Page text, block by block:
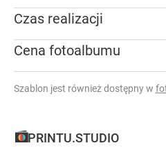
Czas realizacji
Cena fotoalbumu
Szablon jest również dostępny w
PRINTU.STUDIO